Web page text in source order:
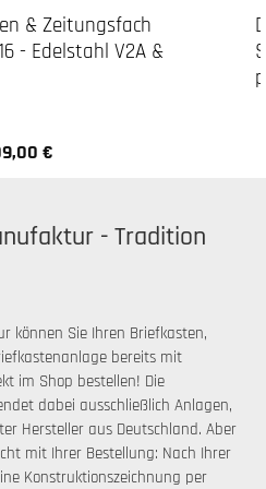
& Zeitungsfach
- Edelstahl V2A &
€
- Tradition
können Sie Ihren Briefkasten,
bereits mit
im Shop bestellen! Die
dabei ausschließlich Anlagen,
Hersteller aus Deutschland. Aber
mit Ihrer Bestellung: Nach Ihrer
Konstruktionszeichnung per